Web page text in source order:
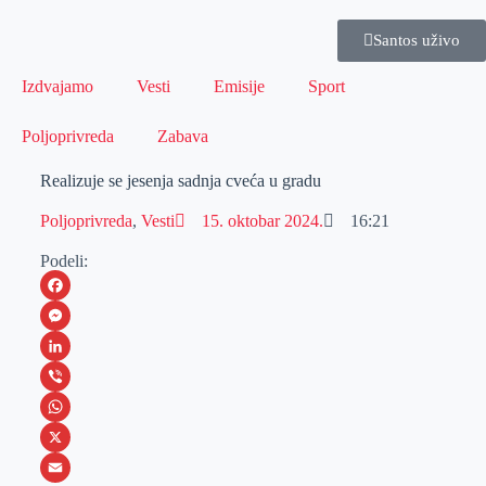
Santos uživo
Izdvajamo Vesti Emisije Sport
Poljoprivreda Zabava
Realizuje se jesenja sadnja cveća u gradu
Poljoprivreda, Vesti 15. oktobar 2024. 16:21
Podeli:
F
a
c
e
b
o
M
e
s
s
e
L
i
n
k
V
i
b
W
h
X